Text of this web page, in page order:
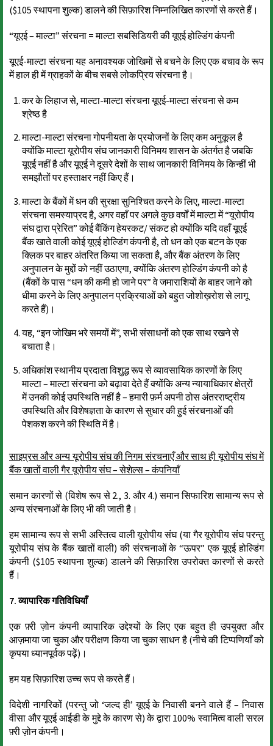
($105 स्थापना शुल्क) डालने की सिफ़ारिश निम्नलिखित कारणों से करते हैं।
“यूएई – माल्टा” संरचना = माल्टा सबसिडियरी की यूएई होल्डिंग कंपनी
यूएई-माल्टा संरचना यह अनावश्यक जोखिमों से बचने के लिए एक बचाव के रूप
में हाल ही में ग्राहकों के बीच सबसे लोकप्रिय संरचना है।
कर के लिहाज से, माल्टा-माल्टा संरचना यूएई-माल्टा संरचना से कम
श्रेष्ठ है
माल्टा-माल्टा संरचना गोपनीयता के प्रयोजनों के लिए कम अनुकूल है
क्योंकि माल्टा यूरोपीय संघ जानकारी विनिमय शासन के अंतर्गत है जबकि
यूएई नहीं है और यूएई ने दूसरे देशों के साथ जानकारी विनिमय के किन्हीं भी
समझौतों पर हस्ताक्षर नहीं किए हैं।
माल्टा के बैंकों में धन की सुरक्षा सुनिश्चित करने के लिए, माल्टा-माल्टा
संरचना समस्याप्रद है, अगर वहाँ पर अगले कुछ वर्षों में माल्टा में “यूरोपीय
संघ द्वारा प्रेरित” कोई बैंकिंग हेयरकट/ संकट हो क्योंकि यदि वहाँ यूएई
बैंक खाते वाली कोई यूएई होल्डिंग कंपनी है, तो धन को एक बटन के एक
क्लिक पर बाहर अंतरित किया जा सकता है, और बैंक अंतरण के लिए
अनुपालन के मुद्दों को नहीं उठाएगा, क्योंकि अंतरण होल्डिंग कंपनी को है
(बैंकों के पास “धन की कमी हो जाने पर” वे जमाराशियों के बाहर जाने को
धीमा करने के लिए अनुपालन प्रक्रियाओं को बहुत जोशोख़रोश से लागू
करते हैं)।
यह, “इन जोखिम भरे समयों में”, सभी संसाधनों को एक साथ रखने से
बचाता है।
अधिकांश स्थानीय प्रदाता विशुद्ध रूप से व्यावसायिक कारणों के लिए
माल्टा – माल्टा संरचना को बढ़ावा देते हैं क्योंकि अन्य न्यायाधिकार क्षेत्रों
में उनकी कोई उपस्थिति नहीं है – हमारी फ़र्म अपनी ठोस अंतरराष्ट्रीय
उपस्थिति और विशेषज्ञता के कारण से सुधार की हुई संरचनाओं की
पेशकश करने की स्थिति में है।
साइप्रस और अन्य यूरोपीय संघ की निगम संरचनाएँ और साथ ही यूरोपीय संघ में
बैंक खातों वाली गैर यूरोपीय संघ – सेशेल्स – कंपनियाँ
समान कारणों से (विशेष रूप से 2., 3. और 4.) समान सिफारिश सामान्य रूप से
अन्य संरचनाओं के लिए भी की जाती है।
हम सामान्य रूप से सभी अस्तित्व वाली यूरोपीय संघ (या गैर यूरोपीय संघ परन्तु
यूरोपीय संघ के बैंक खातों वाली) की संरचनाओं के “ऊपर” एक यूएई होल्डिंग
कंपनी ($105 स्थापना शुल्क) डालने की सिफ़ारिश उपरोक्त कारणों से करते
हैं।
7. व्यापारिक गतिविधियाँ
एक फ़्री ज़ोन कंपनी व्यापारिक उद्देश्यों के लिए एक बहुत ही उपयुक्त और
आज़माया जा चुका और परीक्षण किया जा चुका साधन है (नीचे की टिप्पणियाँ को
कृपया ध्यानपूर्वक पढ़ें)।
हम यह सिफ़ारिश उच्च रूप से करते हैं।
विदेशी नागरिकों (परन्तु जो ‘जल्द ही’ यूएई के निवासी बनने वाले हैं – निवास
वीसा और यूएई आईडी के मुद्दे के कारण से) के द्वारा 100% स्वामित्व वाली सरल
फ़्री ज़ोन कंपनी।